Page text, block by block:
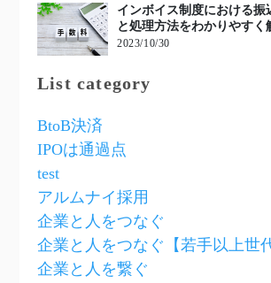
インボイス制度における振
と処理方法をわかりやすく
2023/10/30
List category
BtoB決済
IPOは通過点
test
アルムナイ採用
企業と人をつなぐ
企業と人をつなぐ【若手以上世
企業と人を繋ぐ